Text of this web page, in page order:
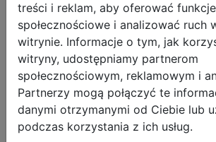
treści i reklam, aby oferować funkcje
społecznościowe i analizować ruch
witrynie. Informacje o tym, jak
witryny, udostępniamy partnerom
społecznościowym, reklamowym i
Partnerzy mogą połączyć te
danymi otrzymanymi od Ciebie lub
podczas korzystania z ich usług.
Żaluzje Plisowane Zaciemniające
ROLETY
Rolety Tkaninowe
Rolety Zaciemniające
Duo Rolety
Rolety na wymiar